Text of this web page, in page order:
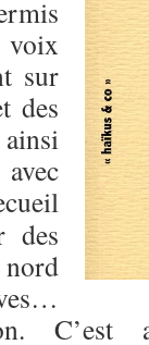
sur
des
avec
des
C’est